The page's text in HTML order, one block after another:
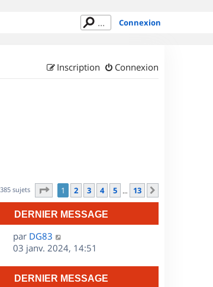
Connexion
Connexion
Inscription
385 sujets Page sur13
1 2 3 4 5 … 13
DERNIER MESSAGE
D
e
par DG83
03 janv. 2024, 14:51
DERNIER MESSAGE